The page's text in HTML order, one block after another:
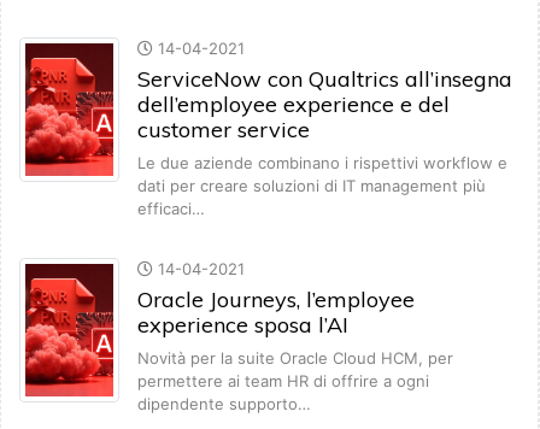
14-04-2021
ServiceNow con Qualtrics all’insegna
dell’employee experience e del
customer service
Le due aziende combinano i rispettivi workflow e
dati per creare soluzioni di IT management più
efficaci…
14-04-2021
Oracle Journeys, l’employee
experience sposa l’AI
Novità per la suite Oracle Cloud HCM, per
permettere ai team HR di offrire a ogni
dipendente supporto…